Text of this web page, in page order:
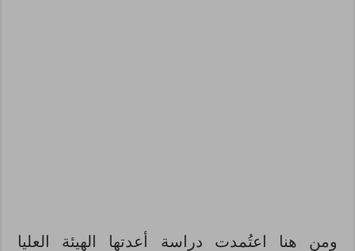
ومن هنا اعتُمدت دراسة أعدتها الهيئة العليا